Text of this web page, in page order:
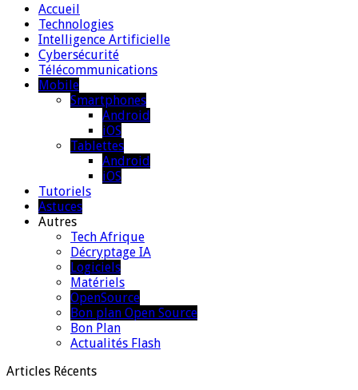
Accueil
Technologies
Intelligence Artificielle
Cybersécurité
Télécommunications
Mobile
Smartphones
Android
iOS
Tablettes
Android
iOS
Tutoriels
Astuces
Autres
Tech Afrique
Décryptage IA
Logiciels
Matériels
OpenSource
Bon plan Open Source
Bon Plan
Actualités Flash
Articles Récents